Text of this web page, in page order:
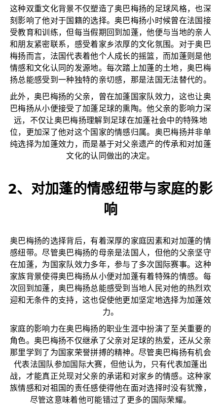
这种双重文化背景不仅塑造了奥巴梅扬的足球风格，也深
刻影响了他对于国籍的选择。奥巴梅扬小时候曾在法国接
受教育和训练，但每当假期回到加蓬，他便与当地的亲人
和朋友紧密联系，感受着家乡浓厚的文化氛围。对于奥巴
梅扬而言，法国代表着他个人成长的摇篮，而加蓬则是他
情感和文化认同的发源地。每次踏上加蓬的土地，奥巴梅
扬总能感受到一种独特的亲切感，那是法国无法替代的。
此外，奥巴梅扬的父亲，曾在加蓬国家队效力，这也让奥
巴梅扬从小便接受了加蓬足球的熏陶。他父亲的影响力深
远，不仅让奥巴梅扬理解到足球在加蓬社会中的特殊地
位，更加深了他对这个国家的情感归属。奥巴梅扬并非单
纯选择为加蓬效力，而是基于对父亲遗产的传承和对加蓬
文化的认同做出的决定。
2、对加蓬的情感纽带与家庭的影
响
奥巴梅扬的选择背后，有着深厚的家庭因素和对加蓬的情
感纽带。尽管奥巴梅扬的母亲是法国人，但他的父亲坚守
在加蓬，为国家队效力多年，参与了多次国际赛事。这种
家族背景使得奥巴梅扬从小便对加蓬有着特殊的情感。每
次回到加蓬，奥巴梅扬总能感受到当地人民对他的热烈欢
迎和无条件的支持，这也促使他更加坚定地选择为加蓬效
力。
家庭的影响力在奥巴梅扬的职业生涯中扮演了至关重要的
角色。奥巴梅扬不仅继承了父亲对足球的热爱，还从父亲
那里学到了为国家荣誉拼搏的精神。尽管奥巴梅扬有机会
代表法国队参加国际大赛，但他认为，只有代表加蓬出
战，才能真正兑现对父亲的承诺和对家乡的情感。这种家
族情感和对祖国的责任感使得他在面对选择时没有犹豫，
尽管这意味着他可能错过了更多的国际荣耀。